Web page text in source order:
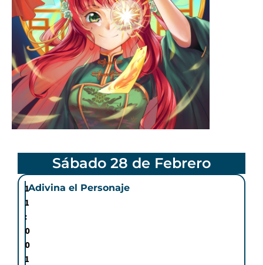
Sábado 28 de Febrero
1
1
:
0
0
1
Adivina el Personaje